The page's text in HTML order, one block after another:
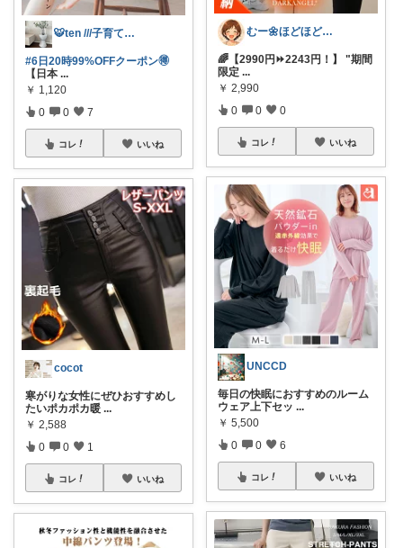
🐯ten ///子育て暮らしの愛用品
#6日20時99%OFFクーポン🉐
【日本 ...
￥ 1,120
0 0 7
コレ いいね
cocot
寒がりな女性にぜひおすすめし
たいポカポカ暖 ...
￥ 2,588
0 0 1
コレ いいね
むー🌼ほどほど生活🌼
🌈【2990円⏩2243円！】 "期間
限定 ...
￥ 2,990
0 0 0
コレ いいね
UNCCD
毎日の快眠におすすめのルーム
ウェア上下セッ ...
￥ 5,500
0 0 6
コレ いいね